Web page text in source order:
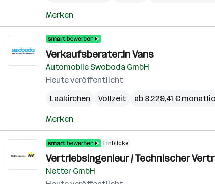
Merken
Verkaufsberater:in Vans
Automobile Swoboda GmbH
Heute veröffentlicht
Laakirchen
Vollzeit ab 3.229,41 €
Merken
Einblicke
Vertriebsingenieur / Technischer
Netter GmbH